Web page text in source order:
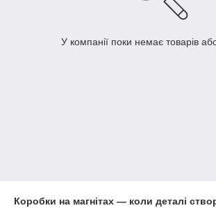
У компанії поки немає товарів
Коробки на магнітах — коли деталі